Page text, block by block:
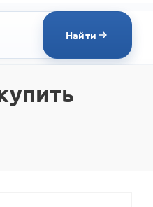
Найти